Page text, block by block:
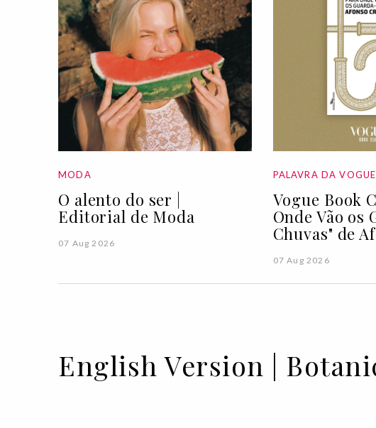
MODA
O alento do ser |
Editorial de Moda
07 Aug 2026
PALAVRA DA VOGUE
Vogue Book
Onde Vão os
Chuvas" de
07 Aug 2026
English Version |